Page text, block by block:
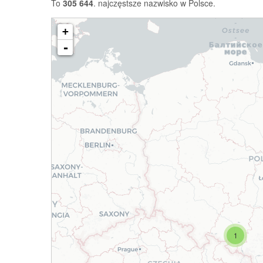
To 305 644. najczęstsze nazwisko w Polsce.
1
+
-